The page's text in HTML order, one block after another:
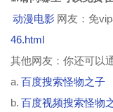
动漫电影 网友：免
46.html
其他网友：你还可以
a. 百度搜索怪物之子
b. 百度视频搜索怪物